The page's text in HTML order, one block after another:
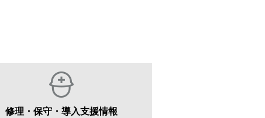
修理・保守・導入支援情報